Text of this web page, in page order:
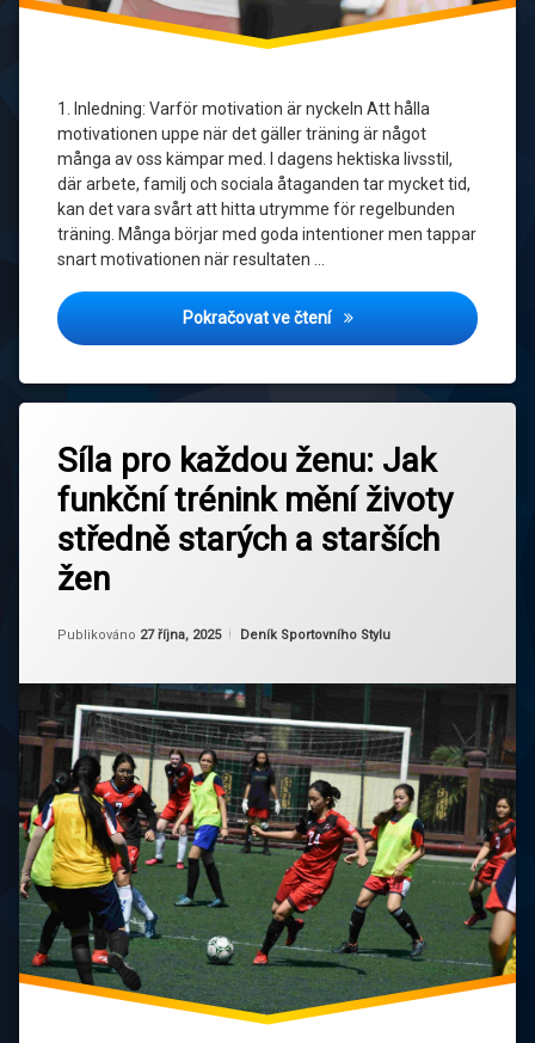
1. Inledning: Varför motivation är nyckeln Att hålla
motivationen uppe när det gäller träning är något
många av oss kämpar med. I dagens hektiska livsstil,
där arbete, familj och sociala åtaganden tar mycket tid,
kan det vara svårt att hitta utrymme för regelbunden
träning. Många börjar med goda intentioner men tappar
snart motivationen när resultaten …
Pokračovat ve čteníHåll motivationen uppe:
kvinnor
träningsgrupper
Síla pro každou ženu: Jak
funkční trénink mění životy
středně starých a starších
žen
Publikováno 27 října, 2025
Aktualizováno 12 listopadu, 2025
Od Ruby
Kategorie:
Deník Sportovního Stylu
funkční
trénink
každodenní
život
a
posílení
svalů a
kostí
Prevence
Zranění
Rovnováha
a
koordinace
sebevědomí
a psychika
komentář
na
Síla
pro
každou
ženu:
Jak
mění
středně
starých
a
starších
žen